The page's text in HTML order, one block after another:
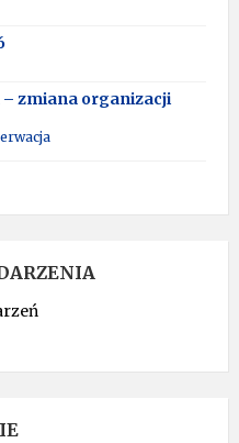
zmiana organizacji